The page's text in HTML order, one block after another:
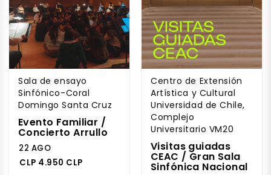
Sala de ensayo
Sinfónico-Coral
Domingo Santa Cruz
Evento Familiar /
Concierto Arrullo
22 AGO
CLP 4.950 CLP
Centro de Extensión
Artística y Cultural
Universidad de Chile,
Complejo
Universitario VM20
Visitas guiadas
CEAC / Gran Sala
Sinfónica Nacional